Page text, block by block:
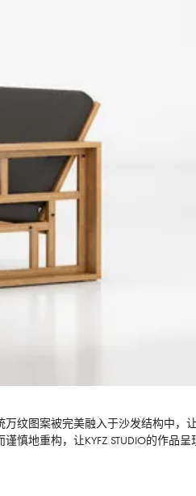
纹图案被完美融入于沙发结构中，
慎地重构，让KYFZ STUDIO的作品